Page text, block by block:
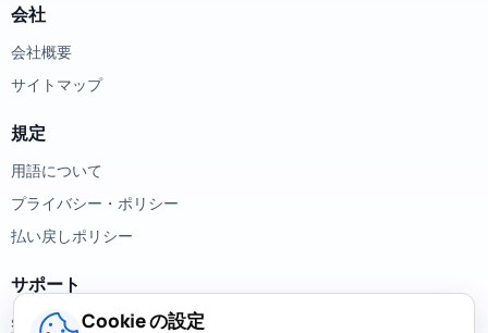
会社
会社概要
サイトマップ
規定
用語について
プライバシー・ポリシー
払い戻しポリシー
サポート
support@magicuneraser.com
Cookie の設定